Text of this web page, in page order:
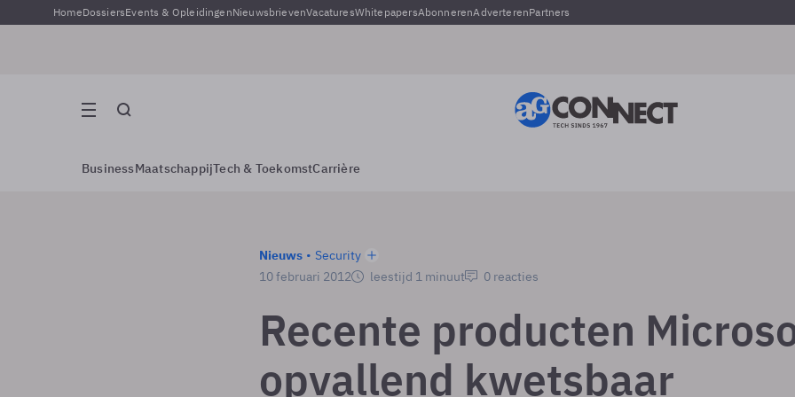
HomeDossiersEvents & OpleidingenNieuwsbrievenVacaturesWhitepapersAbonnerenAdverterenPartners
BusinessMaatschappijTech & ToekomstCarrière
Nieuws
Security
10 februari 2012
leestijd 1 minuut 0 reacties
Recente producten
opvallend kwetsbaar